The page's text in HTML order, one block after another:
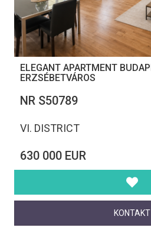
ELEGANT APARTMENT BUDAPEST VI. DISTRICT,
ERZSÉBETVÁROS
NR S50789
VI. DISTRICT
630 000 EUR
KONTAKT